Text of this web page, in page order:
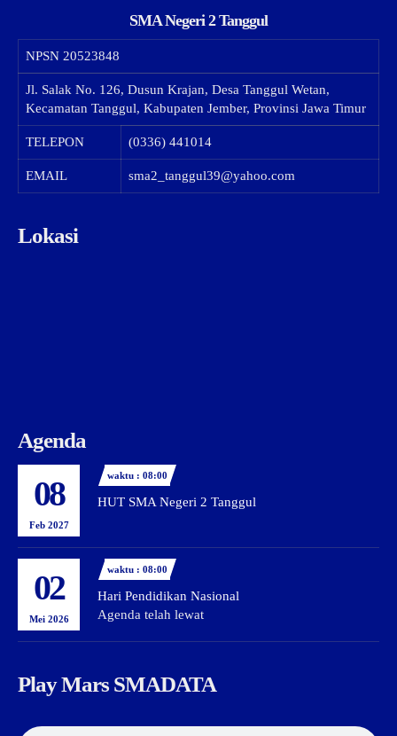
SMA Negeri 2 Tanggul
NPSN 20523848
Jl. Salak No. 126, Dusun Krajan, Desa Tanggul Wetan,
Kecamatan Tanggul, Kabupaten Jember, Provinsi Jawa Timur
TELEPON (0336) 441014
EMAIL sma2_tanggul39@yahoo.com
Lokasi
Agenda
08
Feb 2027
waktu : 08:00
HUT SMA Negeri 2 Tanggul
02
Mei 2026
waktu : 08:00
Hari Pendidikan Nasional
Agenda telah lewat
Play Mars SMADATA